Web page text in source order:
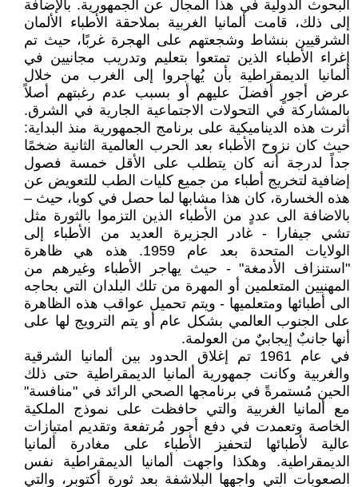
البحوث الدولية في هذا المجال عن الجمهورية. بالإضافة
إلى ذلك، قامت ألمانيا الغربية بملاحقة الأطباء الألمان
الشرقيين بنشاط وشجعتهم على الهجرة غربًا، حيث تم
إغراء الأطباء الذين تمتعوا بتعليم وتدريب مجانيين في
ألمانيا الديمقراطية بأن يُهاجروا إلى الغرب من خلال
عرض أجورٍ أفضلَ عليهم أو بسبب عدم رغبتهم أصلاً
بالمشاركة في التحولات الاجتماعية الجارية في الشرق.
أثرت هذه الديناميكية على برنامج الجمهورية منذ البداية:
حيث كان نزوح الأطباء بعد الحرب العالمية الثانية ضخمًا
جداً لدرجة أنه كان يتطلب على الأقل خمسة فصول
إضافية لتخريج أطباء من جميع كليات الطب للتعويض عن
هذه الخسارة، كان هذا مشابها لما حصل في كوبا، حيث –
بالاضافة الى عددٍ من الأطباء الذين التزموا بالثورة مثل
تشي جيفارا - غادر الجزيرة العديد من الأطباء إلى
الولايات المتحدة بعد عام 1959. هذه هي ظاهرة
"استنزاف الأدمغة" - حيث يهاجر الأطباء وغيرهم من
المهنيين المتعلمين أو المهرة من تلك البلدان التي بحاجه
الى أطبائها ومتعلميها - ويتم تحميل عواقب هذه الظاهرة
على الجنوب العالمي بشكل عام أو يتم الترويج لها على
أنها جانبٌ إيجابيٌ من العولمة.
في عام 1961 تم إغلاق الحدود بين ألمانيا الشرقية
والغربية وكانت جمهورية ألمانيا الديمقراطية حتى ذلك
الحين مُستمرةً في برنامجها الصحي الرائد في "منافسة"
مع ألمانيا الغربية والتي حافظت على نموذج الملكية
الخاصة وتعمدت في دفع أجور مُرتفعة وتقديم امتيازات
عالية لأطبائها لتحفيز الأطباء على مغادرة ألمانيا
الديمقراطية. وهكذا واجهت ألمانيا الديمقراطية نفس
الصعوبات التي واجهها البلاشفة بعد ثورة أكتوبر، والتي